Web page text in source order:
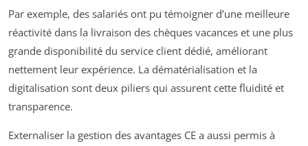
Par exemple, des salariés ont pu témoigner d’une meilleure
réactivité dans la livraison des chèques vacances et une plus
grande disponibilité du service client dédié, améliorant
nettement leur expérience. La dématérialisation et la
digitalisation sont deux piliers qui assurent cette fluidité et
transparence.
Externaliser la gestion des avantages CE a aussi permis à